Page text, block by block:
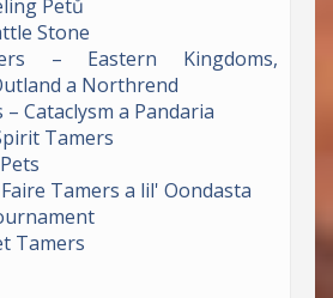
Petů
Stone
– Eastern Kingdoms,
a Northrend
Cataclysm a Pandaria
Tamers
Tamers a lil' Oondasta
Tamers